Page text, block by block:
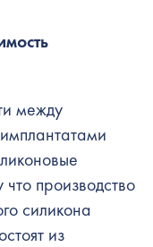
между
производство
силикона
из